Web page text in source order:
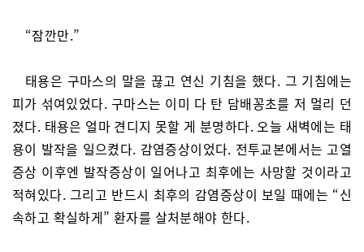
“잠깐만.”
태용은 구마스의 말을 끊고 연신 기침을 했다. 그 기침에는
피가 섞여있었다. 구마스는 이미 다 탄 담배꽁초를 저 멀리 던
졌다. 태용은 얼마 견디지 못할 게 분명하다. 오늘 새벽에는 태
용이 발작을 일으켰다. 감염증상이었다. 전투교본에서는 고열
증상 이후엔 발작증상이 일어나고 최후에는 사망할 것이라고
적혀있다. 그리고 반드시 최후의 감염증상이 보일 때에는 “신
속하고 확실하게” 환자를 살처분해야 한다.